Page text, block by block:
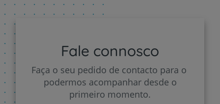
Fale connosco
Faça o seu pedido de contacto para o
podermos acompanhar desde o
primeiro momento.